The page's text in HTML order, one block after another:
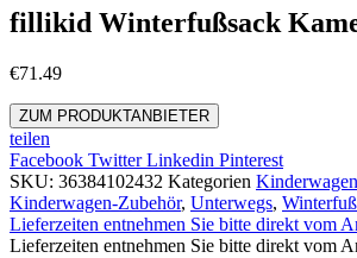
fillikid Winterfußsack
€71.49
ZUM PRODUKTANBIETER
teilen
Facebook TwitterLinkedin Pinterest
SKU: 36384102432 Kategorien
Kinderwagen-Zubehör, Unterwegs,
Lieferzeiten entnehmen Sie bitte direkt vom
Lieferzeiten entnehmen Sie bitte direkt vom